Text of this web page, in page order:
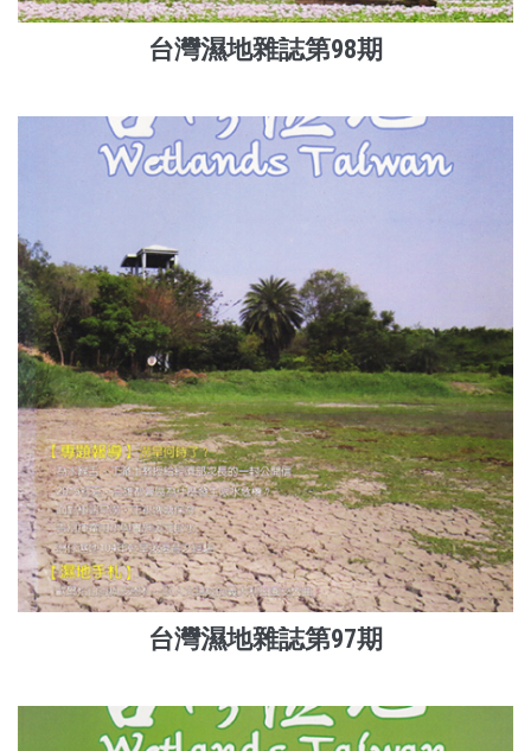
台灣濕地雜誌第98期
台灣濕地雜誌第97期